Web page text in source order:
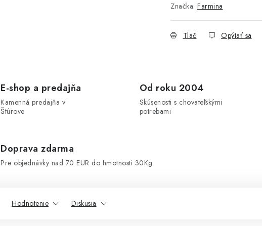
Značka: Farmina
Tlač Opýtať sa
E-shop a predajňa
Kamenná predajňa v
Štúrove
Od roku 2004
Skúsenosti s chovateľskými
potrebami
Doprava zdarma
Pre objednávky nad 70 EUR do hmotnosti 30Kg
Hodnotenie Diskusia